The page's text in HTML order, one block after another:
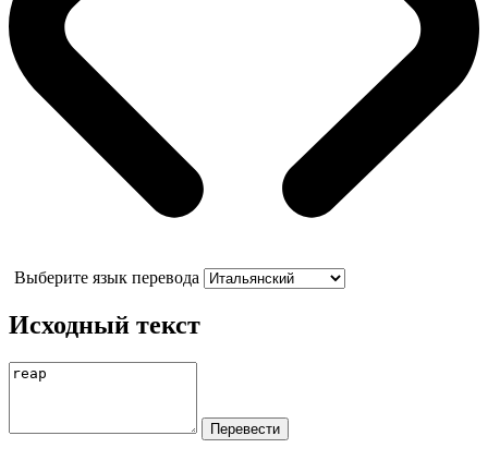
Выберите язык перевода
Исходный текст